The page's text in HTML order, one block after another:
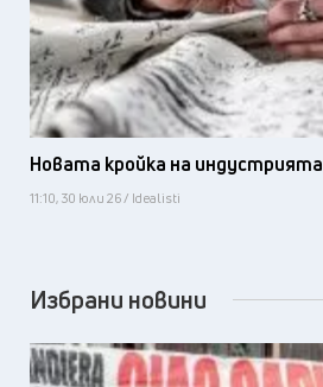
Новата кройка на индустрията
11:10, 30 юли 26 / Idealisti
Избрани новини